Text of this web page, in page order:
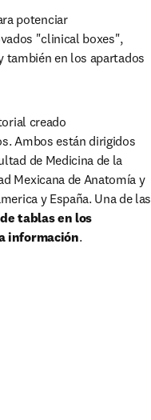
potenciar
"clinical boxes",
también en los apartados
creado
Ambos están dirigidos
de Medicina de la
Mexicana de Anatomía y
y España. Una de las
tablas en los
información.